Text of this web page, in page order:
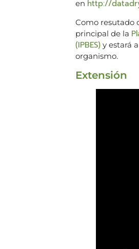
en http://
Como resutado
principal de la
(IPBES) y estará
organismo.
Extensión